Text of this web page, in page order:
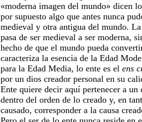
«moderna imagen del mundo» dicen
por supuesto algo que antes nunca
medieval y otra antigua del mundo.
pasa de ser medieval a ser moderna,
hecho de que el mundo pueda
caracteriza la esencia de la Edad
para la Edad Media, lo ente es el ens
por un dios creador personal en su
Ente quiere decir aquí pertenecer a un
dentro del orden de lo creado y, en
causado, corresponder a la causa